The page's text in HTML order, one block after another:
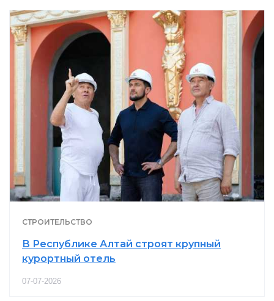
СТРОИТЕЛЬСТВО
В Республике Алтай строят крупный
курортный отель
07-07-2026